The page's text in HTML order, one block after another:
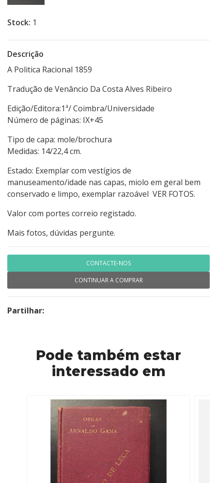
Stock: 1
Descrição
A Politica Racional 1859
Tradução de Venâncio Da Costa Alves Ribeiro
Edição/Editora:1ª/ Coimbra/Universidade
Número de páginas: IX+45
Tipo de capa: mole/brochura
Medidas: 14/22,4 cm.
Estado: Exemplar com vestígios de
manuseamento/idade nas capas, miolo em geral bem
conservado e limpo, exemplar razoável VER FOTOS.
Valor com portes correio registado.
Mais fotos, dúvidas pergunte.
CONTACTE-NOS
CONTINUAR A COMPRAR
Partilhar:
Pode também estar
interessado em